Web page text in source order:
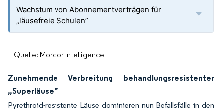
Wachstum von Abonnementverträgen für
„läusefreie Schulen”
Quelle: Mordor Intelligence
Zunehmende Verbreitung behandlungsresistenter
„Superläuse”
Pyrethroid-resistente Läuse dominieren nun Befallsfälle in den